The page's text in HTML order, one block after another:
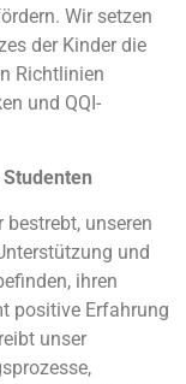
Wir setzen
der Kinder die
Richtlinien
und QQI-
unseren
und
ihren
positive Erfahrung
unser